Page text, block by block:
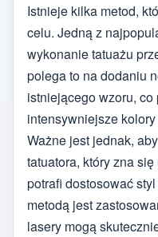
Istnieje kilka metod,
celu. Jedną z
wykonanie tatuażu
polega to na dodaniu
istniejącego wzoru,
intensywniejsze
Ważne jest jednak,
tatuatora, który zna
potrafi dostosować
metodą jest
lasery mogą